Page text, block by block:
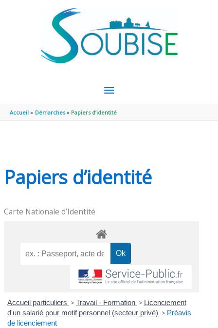
MENU
PRINCIPAL
Accueil Démarches Papiers d’identité
Papiers d’identité
Carte Nationale d’Identité
Accueil particuliers > Travail - Formation > Licenciement
d'un salarié pour motif personnel (secteur privé) > Préavis
de licenciement